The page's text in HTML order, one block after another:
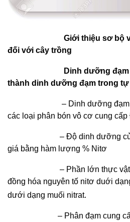
Giới thiệu sơ bộ về
đối với cây trồng
Dinh dưỡng đạm và
thành dinh dưỡng đạm trong tự
– Dinh dưỡng đạm là
các loại phân bón vô cơ cung
– Độ dinh dưỡng của
giá bằng hàm lượng % Nitơ
– Phần lớn thực vật
đồng hóa nguyên tố nitơ duới
dưới dạng muối nitrat.
– Phân đạm cung cấp